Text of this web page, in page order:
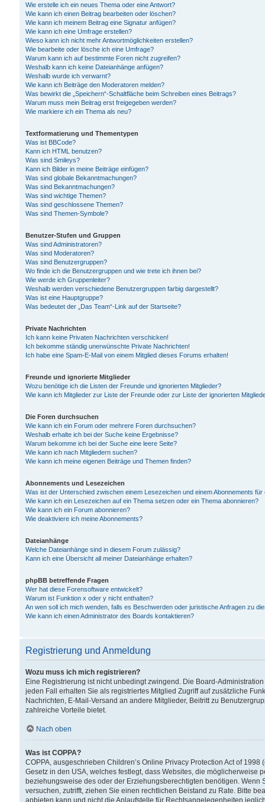
Wie erstelle ich ein neues Thema oder eine Antwort?
Wie kann ich einen Beitrag bearbeiten oder löschen?
Wie kann ich meinem Beitrag eine Signatur anfügen?
Wie kann ich eine Umfrage erstellen?
Wieso kann ich nicht mehr Antwortmöglichkeiten erstellen?
Wie bearbeite oder lösche ich eine Umfrage?
Warum kann ich auf bestimmte Foren nicht zugreifen?
Weshalb kann ich keine Dateianhänge anfügen?
Weshalb wurde ich verwarnt?
Wie kann ich Beiträge den Moderatoren melden?
Was bewirkt die „Speichern“-Schaltfläche beim Schreiben eines Beitrags?
Warum muss mein Beitrag erst freigegeben werden?
Wie markiere ich ein Thema als neu?
Textformatierung und Thementypen
Was ist BBCode?
Kann ich HTML benutzen?
Was sind Smileys?
Kann ich Bilder in meine Beiträge einfügen?
Was sind globale Bekanntmachungen?
Was sind Bekanntmachungen?
Was sind wichtige Themen?
Was sind geschlossene Themen?
Was sind Themen-Symbole?
Benutzer-Stufen und Gruppen
Was sind Administratoren?
Was sind Moderatoren?
Was sind Benutzergruppen?
Wo finde ich die Benutzergruppen und wie trete ich ihnen bei?
Wie werde ich Gruppenleiter?
Weshalb werden verschiedene Benutzergruppen farbig dargestellt?
Was ist eine Hauptgruppe?
Was bedeutet der „Das Team“-Link auf der Startseite?
Private Nachrichten
Ich kann keine Privaten Nachrichten verschicken!
Ich bekomme ständig unerwünschte Private Nachrichten!
Ich habe eine Spam-E-Mail von einem Mitglied dieses Forums erhalten!
Freunde und ignorierte Mitglieder
Wozu benötige ich die Listen der Freunde und ignorierten Mitglieder?
Wie kann ich Mitglieder zur Liste der Freunde oder zur Liste der ignorierten
Die Foren durchsuchen
Wie kann ich ein Forum oder mehrere Foren durchsuchen?
Weshalb erhalte ich bei der Suche keine Ergebnisse?
Warum bekomme ich bei der Suche eine leere Seite?
Wie kann ich nach Mitgliedern suchen?
Wie kann ich meine eigenen Beiträge und Themen finden?
Abonnements und Lesezeichen
Was ist der Unterschied zwischen einem Lesezeichen und einem Abonnements
Wie kann ich ein Lesezeichen auf ein Thema setzen oder ein Thema abonnieren?
Wie kann ich ein Forum abonnieren?
Wie deaktiviere ich meine Abonnements?
Dateianhänge
Welche Dateianhänge sind in diesem Forum zulässig?
Kann ich eine Übersicht all meiner Dateianhänge erhalten?
phpBB betreffende Fragen
Wer hat diese Forensoftware entwickelt?
Warum ist Funktion x oder y nicht enthalten?
An wen soll ich mich wenden, falls es Beschwerden oder juristische Anfragen zu
Wie kann ich einen Administrator des Boards kontaktieren?
Registrierung und Anmeldung
Wozu muss ich mich registrieren?
Eine Registrierung ist nicht unbedingt zwingend. Die Board-
jeden Fall erhalten Sie als registriertes Mitglied Zugriff auf zusätzliche
Nachrichten, E-Mail-Versand an andere Mitglieder, Beitritt zu
zahlreiche Vorteile bietet.
Nach oben
Was ist COPPA?
COPPA, ausgeschrieben Children’s Online Privacy Protection Act of
Gesetz in den USA, welches festlegt, dass Websites, die
beziehungsweise des oder der Erziehungsberechtigten benötigen.
versuchen, zutrifft, ziehen Sie einen rechtlichen Beistand zu Rate. Bitte
anbieten kann und nicht die Anlaufstelle für Rechtsangelegenheiten